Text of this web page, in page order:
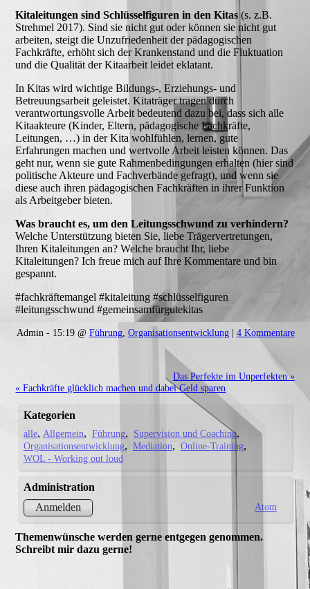
Kitaleitungen sind Schlüsselfiguren in den Kitas (s. z.B.
Strehmel 2017). Sind sie nicht gut oder können sie nicht gut
arbeiten, steigt die Unzufriedenheit der pädagogischen
Fachkräfte, erhöht sich der Krankenstand und die Fluktuation
und die Qualität der Kitaarbeit leidet eklatant.
In Kitas wird wichtige Bildungs-, Erziehungs- und
Betreuungsarbeit geleistet. Kitaträger tragen durch
verantwortungsvolle Arbeit bedeutend dazu bei, dass sich alle
Kitaakteure (Kinder, Eltern, pädagogische Fachkräfte,
Leitungen, …) in der Kita wohlfühlen, lernen, gute
Erfahrungen machen und wertvolle Arbeit leisten können. Das
geht nur, wenn sie gute Rahmenbedingungen erhalten (hier sind
politische Akteure und Fachverbände gefragt), und wenn sie
diese auch ihren pädagogischen Fachkräften in ihrer Funktion
als Arbeitgeber bieten.
Was braucht es, um den Leitungsschwund zu verhindern?
Welche Unterstützung bieten Sie, liebe Trägervertretungen,
Ihren Kitaleitungen an? Welche braucht Ihr, liebe
Kitaleitungen? Ich freue mich auf Ihre Kommentare und bin
gespannt.
#fachkräftemangel #kitaleitung #schlüsselfiguren
#leitungsschwund #gemeinsamfürgutekitas
Admin - 15:19 @ Führung, Organisationsentwicklung| 4 Kommentare
Das Perfekte im Unperfekten »
« Fachkräfte glücklich machen und dabei Geld sparen
Kategorien
alle Allgemein Führung
Supervision und Coaching
Organisationsentwicklung
Mediation
Online-Training
WOL - Working out loud
Administration
Anmelden
Atom
Themenwünsche werden gerne entgegen genommen.
Schreibt mir dazu gerne!